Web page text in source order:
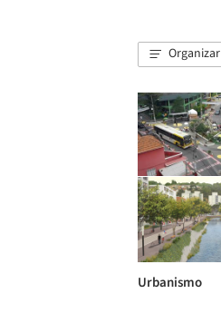
Organizar
Urbanismo